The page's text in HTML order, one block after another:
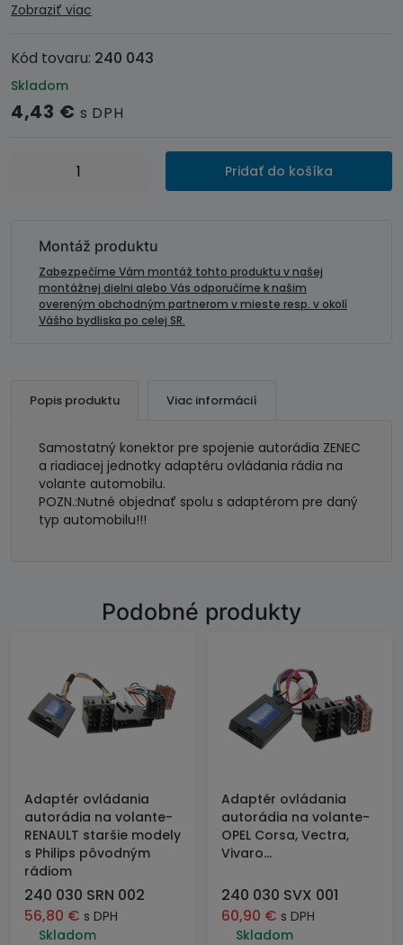
Zobraziť viac
Kód tovaru: 240 043
Skladom
4,43 € s DPH
množstvo
Connects
autorádiá
ZENEC
Pridať do košíka
Montáž produktu
Zabezpečíme Vám montáž tohto produktu v našej
montážnej dielni alebo Vás odporučíme k našim
overeným obchodným partnerom v mieste resp. v okolí
Vášho bydliska po celej SR.
Popis produktu Viac informácií
Samostatný konektor pre spojenie autorádia ZENEC
a riadiacej jednotky adaptéru ovládania rádia na
volante automobilu.
POZN.:Nutné objednať spolu s adaptérom pre daný
typ automobilu!!!
Podobné produkty
Adaptér ovládania
autorádia na volante-
RENAULT staršie modely
s Philips pôvodným
rádiom
240 030 SRN 002
56,80 € s DPH
Skladom
Adaptér ovládania
autorádia na volante-
OPEL Corsa, Vectra,
Vivaro...
240 030 SVX 001
60,90 € s DPH
Skladom